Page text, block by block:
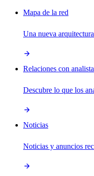
Mapa de la red
Una nueva
Relaciones con
Descubre lo que los
Noticias
Noticias y anuncios